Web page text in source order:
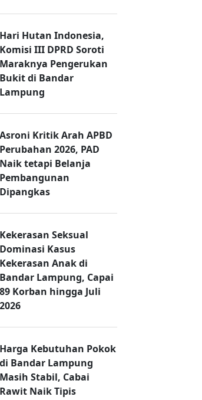
Hari Hutan Indonesia,
Komisi III DPRD Soroti
Maraknya Pengerukan
Bukit di Bandar
Lampung
Asroni Kritik Arah APBD
Perubahan 2026, PAD
Naik tetapi Belanja
Pembangunan
Dipangkas
Kekerasan Seksual
Dominasi Kasus
Kekerasan Anak di
Bandar Lampung, Capai
89 Korban hingga Juli
2026
Harga Kebutuhan Pokok
di Bandar Lampung
Masih Stabil, Cabai
Rawit Naik Tipis